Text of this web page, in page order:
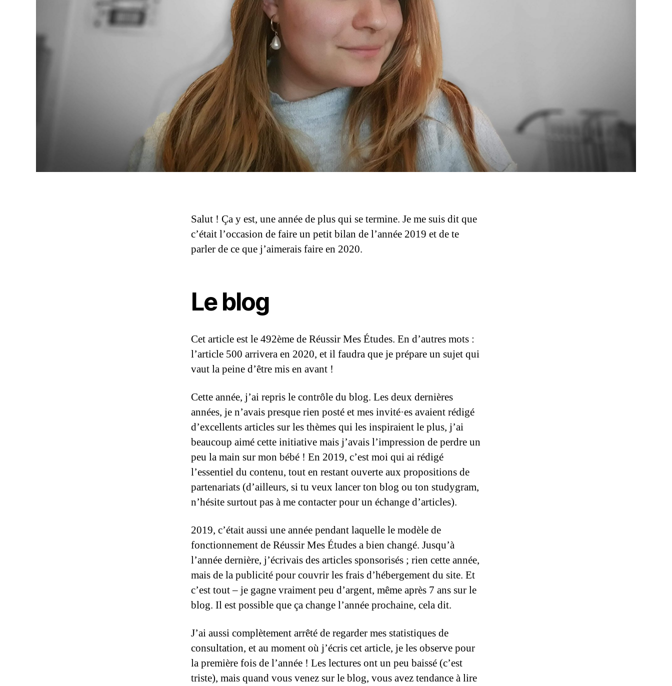
Salut ! Ça y est, une année de plus qui se termine. Je me suis dit que
c’était l’occasion de faire un petit bilan de l’année 2019 et de te
parler de ce que j’aimerais faire en 2020.
Le blog
Cet article est le 492ème de Réussir Mes Études. En d’autres mots :
l’article 500 arrivera en 2020, et il faudra que je prépare un sujet qui
vaut la peine d’être mis en avant !
Cette année, j’ai repris le contrôle du blog. Les deux dernières
années, je n’avais presque rien posté et mes invité·es avaient rédigé
d’excellents articles sur les thèmes qui les inspiraient le plus, j’ai
beaucoup aimé cette initiative mais j’avais l’impression de perdre un
peu la main sur mon bébé ! En 2019, c’est moi qui ai rédigé
l’essentiel du contenu, tout en restant ouverte aux propositions de
partenariats (d’ailleurs, si tu veux lancer ton blog ou ton studygram,
n’hésite surtout pas à me contacter pour un échange d’articles).
2019, c’était aussi une année pendant laquelle le modèle de
fonctionnement de Réussir Mes Études a bien changé. Jusqu’à
l’année dernière, j’écrivais des articles sponsorisés ; rien cette année,
mais de la publicité pour couvrir les frais d’hébergement du site. Et
c’est tout – je gagne vraiment peu d’argent, même après 7 ans sur le
blog. Il est possible que ça change l’année prochaine, cela dit.
J’ai aussi complètement arrêté de regarder mes statistiques de
consultation, et au moment où j’écris cet article, je les observe pour
la première fois de l’année ! Les lectures ont un peu baissé (c’est
triste), mais quand vous venez sur le blog, vous avez tendance à lire